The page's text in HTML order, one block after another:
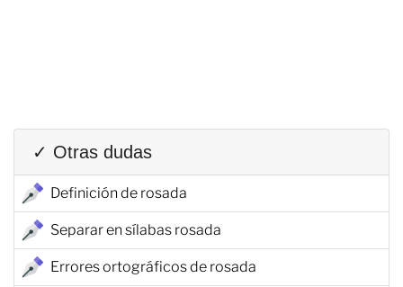
✓ Otras dudas
Definición de rosada
Separar en sílabas rosada
Errores ortográficos de rosada